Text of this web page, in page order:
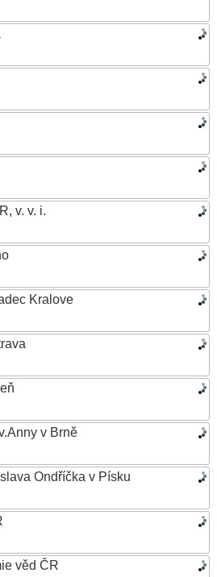
v. v. i.
Kralove
v Brně
Ondříčka v Písku
věd ČR